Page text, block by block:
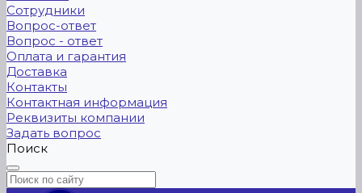
Сотрудники
Вопрос-ответ
Вопрос - ответ
Оплата и гарантия
Доставка
Контакты
Контактная информация
Реквизиты компании
Задать вопрос
Поиск